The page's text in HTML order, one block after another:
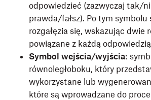
odpowiedzieć (zazwyczaj tak/
prawda/fałsz). Po tym symbolu
rozgałęzia się, wskazując dwie
powiązane z każdą
Symbol wejścia/wyjścia:
równoległoboku, który
wykorzystane lub
które są wprowadzane do